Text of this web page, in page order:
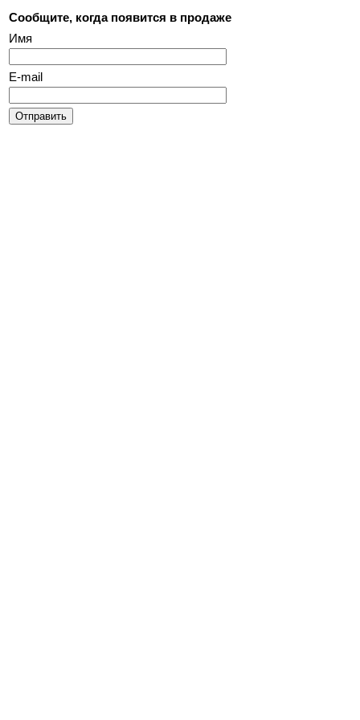
Сообщите, когда появится в продаже
Имя
E-mail